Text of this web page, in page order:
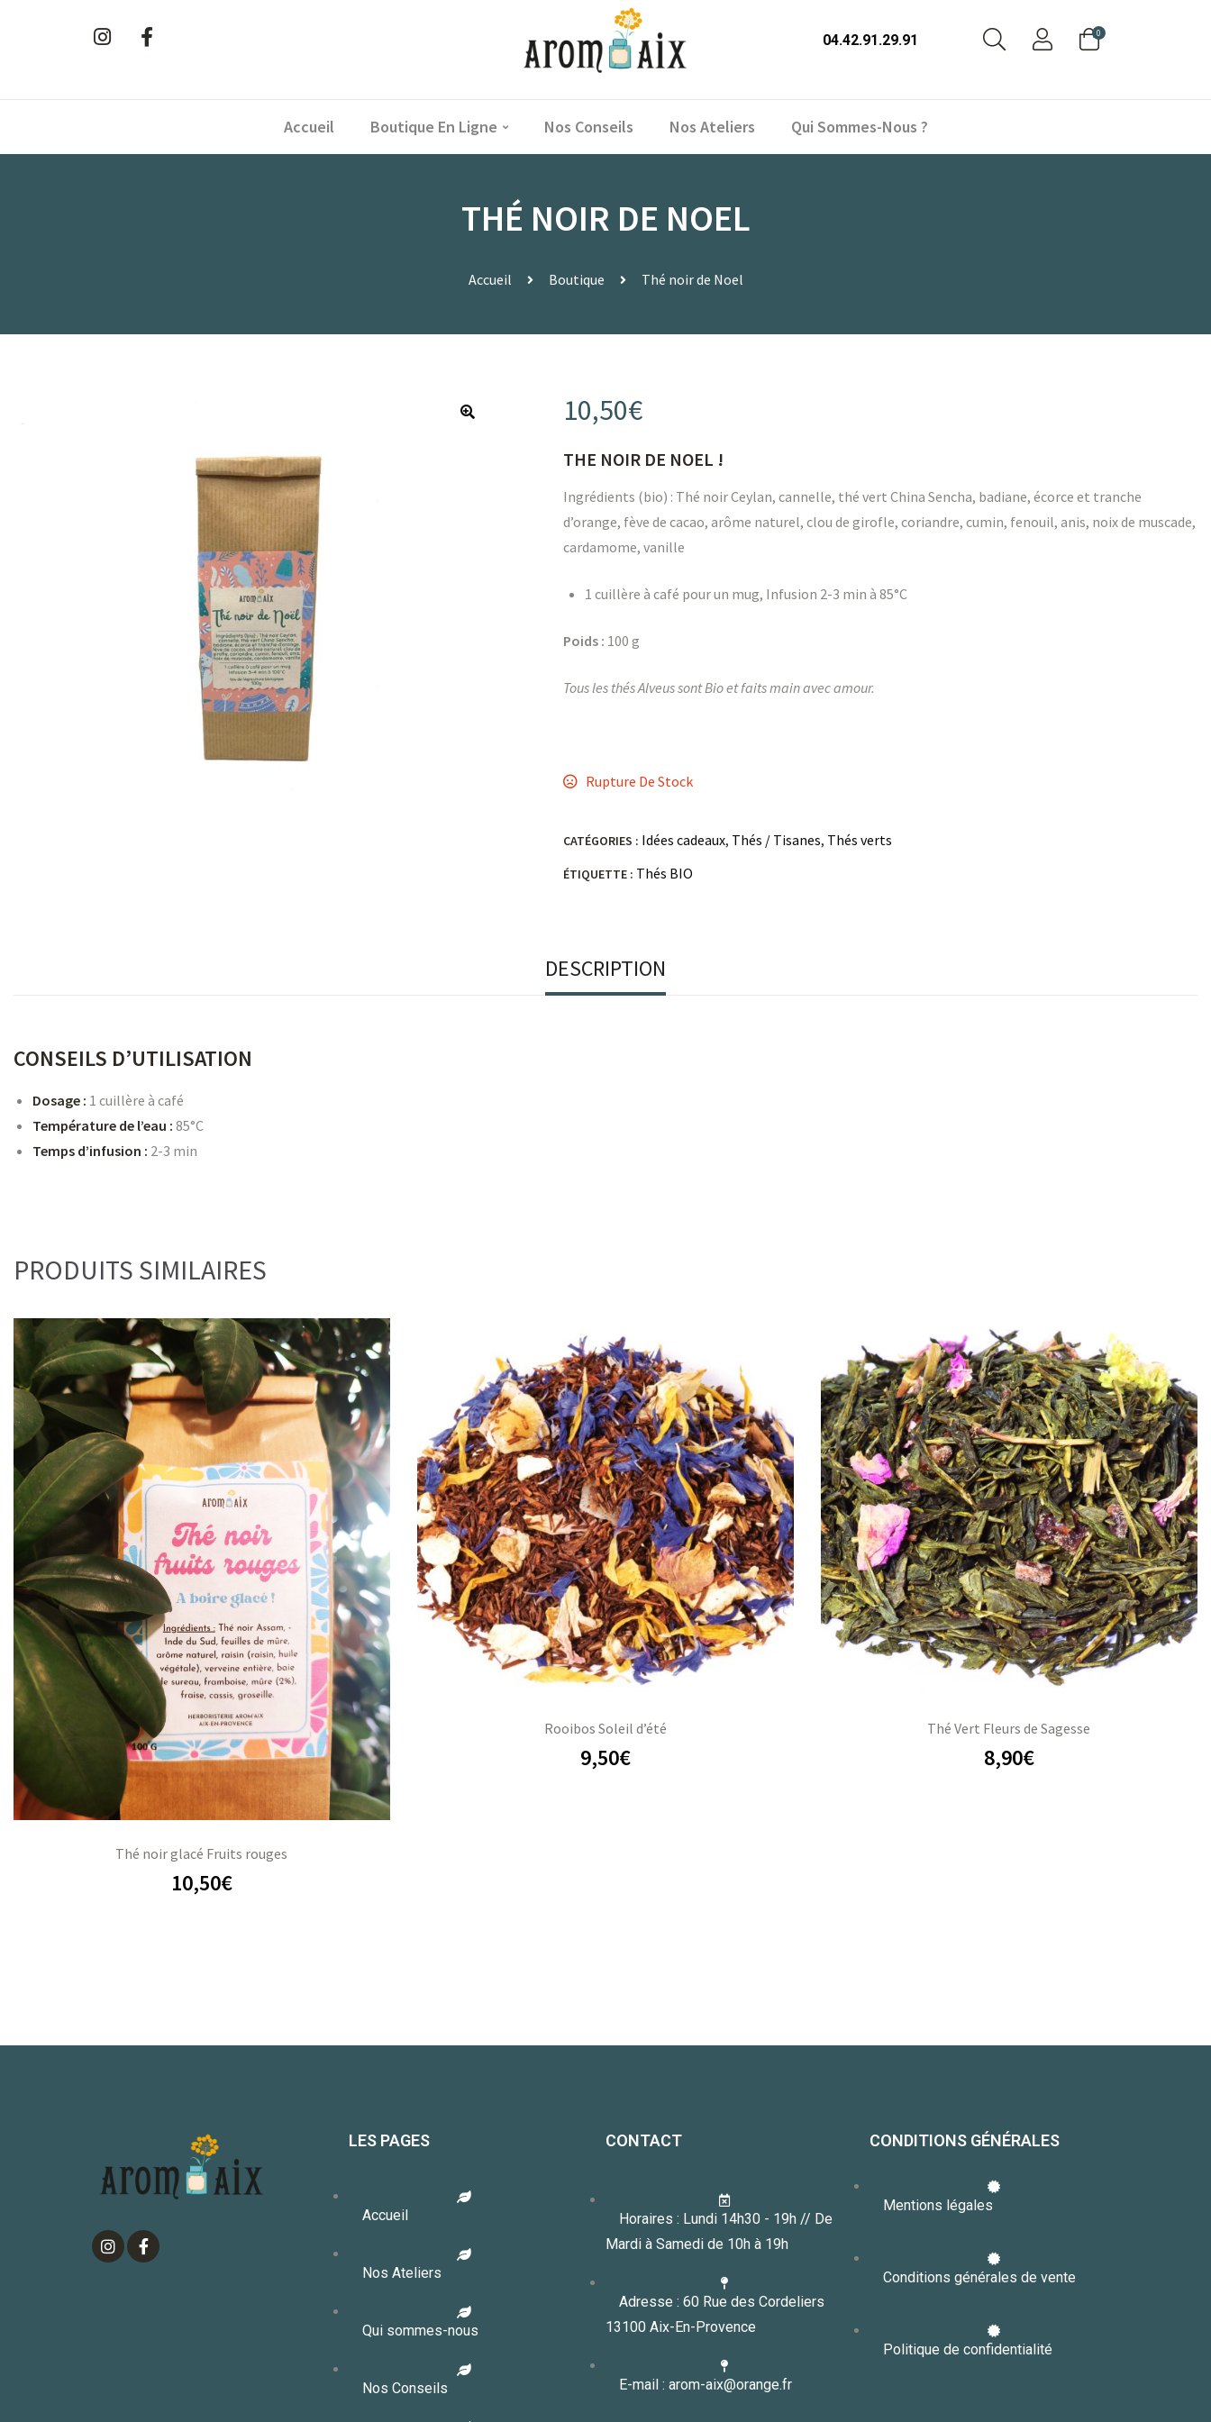
04.42.91.29.91 0
Accueil Boutique En Ligne Nos Conseils Nos Ateliers Qui Sommes-Nous ?
THÉ NOIR DE NOEL
Accueil Boutique Thé noir de Noel
10,50€
THE NOIR DE NOEL !
Ingrédients (bio) : Thé noir Ceylan, cannelle, thé vert China Sencha, badiane, écorce et tranche
d’orange, fève de cacao, arôme naturel, clou de girofle, coriandre, cumin, fenouil, anis, noix de muscade,
cardamome, vanille
1 cuillère à café pour un mug, Infusion 2-3 min à 85°C
Poids : 100 g
Tous les thés Alveus sont Bio et faits main avec amour.
Rupture De Stock
CATÉGORIES : Idées cadeaux, Thés / Tisanes, Thés verts
ÉTIQUETTE : Thés BIO
DESCRIPTION
CONSEILS D’UTILISATION
Dosage : 1 cuillère à café
Température de l’eau : 85°C
Temps d’infusion : 2-3 min
PRODUITS SIMILAIRES
Thé noir glacé Fruits rouges
10,50€
Rooibos Soleil d’été
9,50€
Thé Vert Fleurs de Sagesse
8,90€
LES PAGES
Accueil
Nos Ateliers
Qui sommes-nous
Nos Conseils
CONTACT
Horaires : Lundi 14h30 - 19h // De
Mardi à Samedi de 10h à 19h
Adresse : 60 Rue des Cordeliers
13100 Aix-En-Provence
E-mail : arom-aix@orange.fr
CONDITIONS GÉNÉRALES
Mentions légales
Conditions générales de vente
Politique de confidentialité